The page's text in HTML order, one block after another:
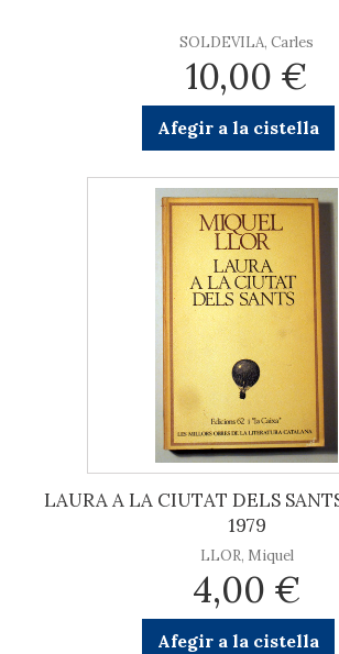
SOLDEVILA, Carles
10,00 €
Afegir a la cistella
LAURA A LA CIUTAT DELS
1979
LLOR, Miquel
4,00 €
Afegir a la cistella